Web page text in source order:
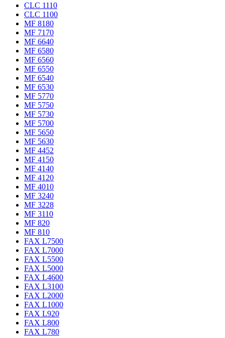
CLC 1110
CLC 1100
MF 8180
MF 7170
MF 6640
MF 6580
MF 6560
MF 6550
MF 6540
MF 6530
MF 5770
MF 5750
MF 5730
MF 5700
MF 5650
MF 5630
MF 4452
MF 4150
MF 4140
MF 4120
MF 4010
MF 3240
MF 3228
MF 3110
MF 820
MF 810
FAX L7500
FAX L7000
FAX L5500
FAX L5000
FAX L4600
FAX L3100
FAX L2000
FAX L1000
FAX L920
FAX L800
FAX L780